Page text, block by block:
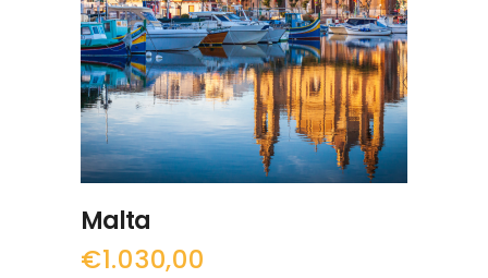
LEGGI TUTTO
Malta
€1.030,00